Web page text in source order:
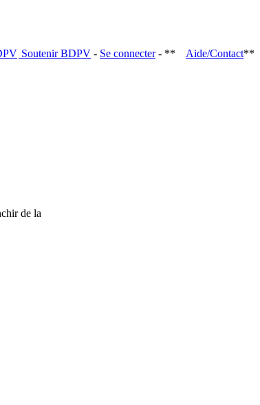
Soutenir BDPV - Se connecter- ** Aide/Contact**
de la